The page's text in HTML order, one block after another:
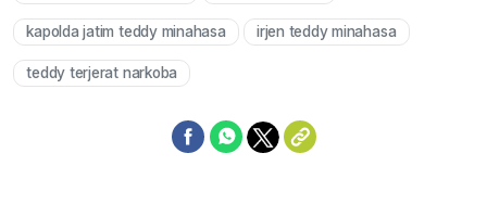
kapolda jatim teddy minahasa irjen teddy minahasa
teddy terjerat narkoba